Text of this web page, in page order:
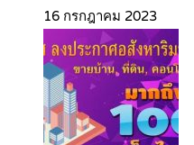
16 กรกฎาคม 2023